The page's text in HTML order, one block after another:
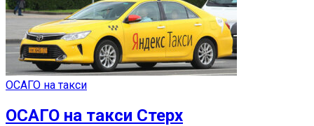
ОСАГО на такси
ОСАГО на такси Стерх